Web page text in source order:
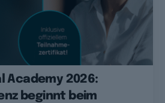
Academy 2026:
beginnt beim